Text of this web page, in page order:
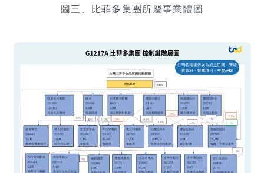
圖三、比菲多集團所屬事業體圖